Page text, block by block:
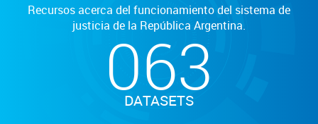
Recursos acerca del funcionamiento del sistema de
justicia de la República Argentina.
063
DATASETS